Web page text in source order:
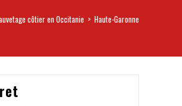
côtier en Occitanie > Haute-Garonne